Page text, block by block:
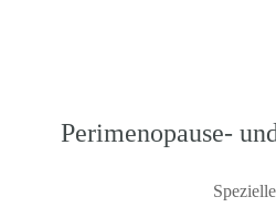
Perimenopause-